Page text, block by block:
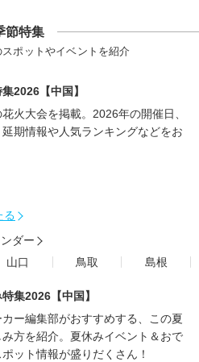
節特集
ポットやイベントを紹介
2026【中国】
火大会を掲載。2026年の開催日、
期情報や人気ランキングなどをお
る
ダー
山口 鳥取 島根
集2026【中国】
カー編集部がおすすめする、この夏
方を紹介。夏休みイベント＆おで
ット情報が盛りだくさん！